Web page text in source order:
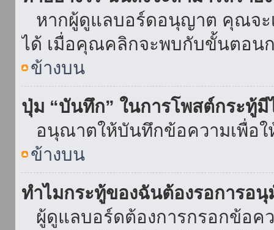
หากผู้ดูแลบอร์ดอนุญาต คุณจะ
ได้ เมื่อคุณคลิกจะพบกับขั้นตอน
ข้างบน
ปุ่ม “บันทึก” ในการโพสต์กระทู้มี
อนุณาตให้บันทึกข้อความเพื่อใ
ข้างบน
ทำไมกระทู้ของฉันต้องรอการอนุ
ผู้ดูแลบอร์ดต้องการกรอกข้อค